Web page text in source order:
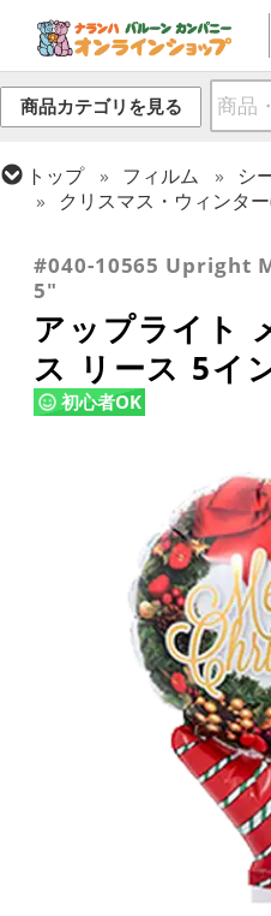
商品カテゴリを見る
トップ フィルム
シ
クリスマス・ウィンタ
#040-10565 Upright
5"
アップライト
ス リース 5イ
初心者OK